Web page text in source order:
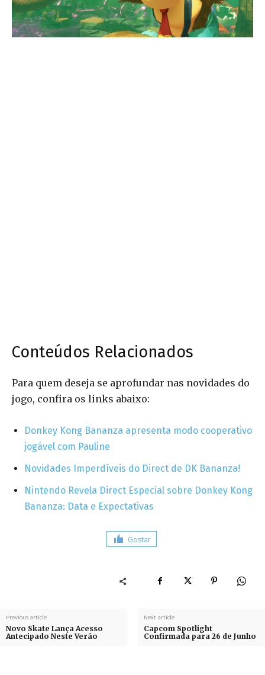
Conteúdos Relacionados
Para quem deseja se aprofundar nas novidades do
jogo, confira os links abaixo:
Donkey Kong Bananza apresenta modo cooperativo
jogável com Pauline
Novidades Imperdíveis do Direct de DK Bananza!
Nintendo Revela Direct Especial sobre Donkey Kong
Bananza: Data e Expectativas
Gostar
Previous article
Novo Skate Lança Acesso
Antecipado Neste Verão
Next article
Capcom Spotlight
Confirmada para 26 de Junho